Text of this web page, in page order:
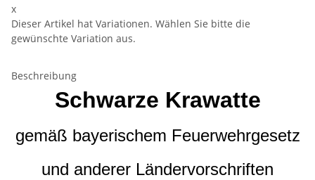
x
Dieser Artikel hat Variationen. Wählen Sie bitte die
gewünschte Variation aus.
Beschreibung
Schwarze Krawatte
gemäß bayerischem Feuerwehrgesetz
und anderer Ländervorschriften